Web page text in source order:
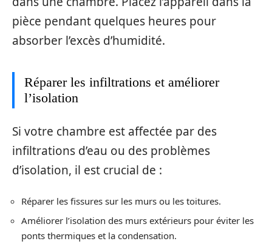
pièce pendant quelques heures pour
absorber l’excès d’humidité.
Réparer les infiltrations et améliorer
l’isolation
Si votre chambre est affectée par des
infiltrations d’eau ou des problèmes
d’isolation, il est crucial de :
Réparer les fissures sur les murs ou les toitures.
Améliorer l’isolation des murs extérieurs pour éviter les
ponts thermiques et la condensation.